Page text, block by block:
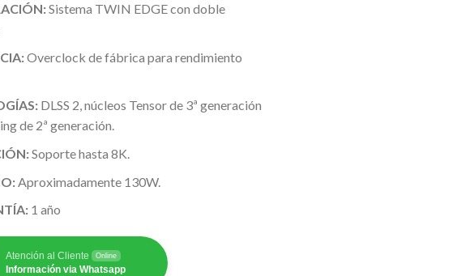
Sistema TWIN EDGE con doble
Overclock de fábrica para rendimiento
DLSS 2, núcleos Tensor de 3ª generación
de 2ª generación.
Soporte hasta 8K.
Aproximadamente 130W.
1 año
Atención al Cliente Online
Información via Whatsapp